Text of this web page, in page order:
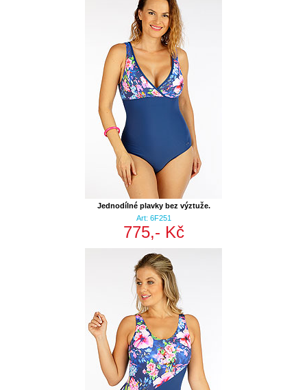
Jednodílné plavky bez výztuže.
Art: 6F251
775,- Kč